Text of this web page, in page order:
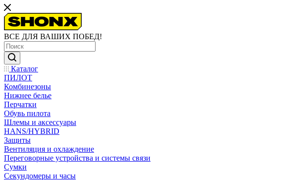
ВСЕ ДЛЯ ВАШИХ ПОБЕД!
Каталог
ПИЛОТ
Комбинезоны
Нижнее белье
Перчатки
Обувь пилота
Шлемы и аксессуары
HANS/HYBRID
Защиты
Вентиляция и охлаждение
Переговорные устройства и системы связи
Сумки
Секундомеры и часы